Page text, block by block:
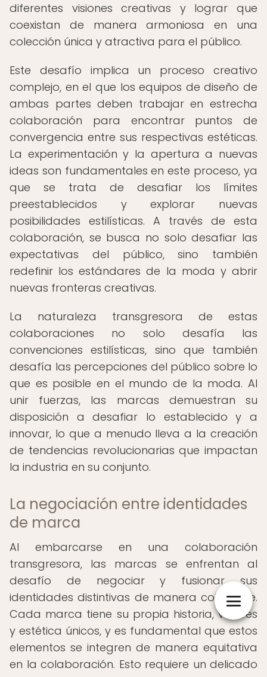
diferentes visiones creativas y lograr que
coexistan de manera armoniosa en una
colección única y atractiva para el público.
Este desafío implica un proceso creativo
complejo, en el que los equipos de diseño de
ambas partes deben trabajar en estrecha
colaboración para encontrar puntos de
convergencia entre sus respectivas estéticas.
La experimentación y la apertura a nuevas
ideas son fundamentales en este proceso, ya
que se trata de desafiar los límites
preestablecidos y explorar nuevas
posibilidades estilísticas. A través de esta
colaboración, se busca no solo desafiar las
expectativas del público, sino también
redefinir los estándares de la moda y abrir
nuevas fronteras creativas.
La naturaleza transgresora de estas
colaboraciones no solo desafía las
convenciones estilísticas, sino que también
desafía las percepciones del público sobre lo
que es posible en el mundo de la moda. Al
unir fuerzas, las marcas demuestran su
disposición a desafiar lo establecido y a
innovar, lo que a menudo lleva a la creación
de tendencias revolucionarias que impactan
la industria en su conjunto.
La negociación entre identidades
de marca
Al embarcarse en una colaboración
transgresora, las marcas se enfrentan al
desafío de negociar y fusionar sus
identidades distintivas de manera coherente.
Cada marca tiene su propia historia, valores
y estética únicos, y es fundamental que estos
elementos se integren de manera equitativa
en la colaboración. Esto requiere un delicado